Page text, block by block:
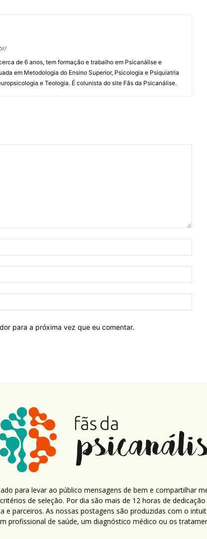
de 6 anos, tem formação e trabalho em Psicanálise e
em Metodologia do Ensino Superior, Psicologia e Psiquiatria
e Teologia. É colunista do site Fãs da Psicanálise.
para a próxima vez que eu comentar.
para levar ao público mensagens de bem e compartilhar
de seleção. Por dia são mais de 12 horas de
e parceiros. As nossas postagens são produzidas com o
profissional de saúde, um diagnóstico médico ou os